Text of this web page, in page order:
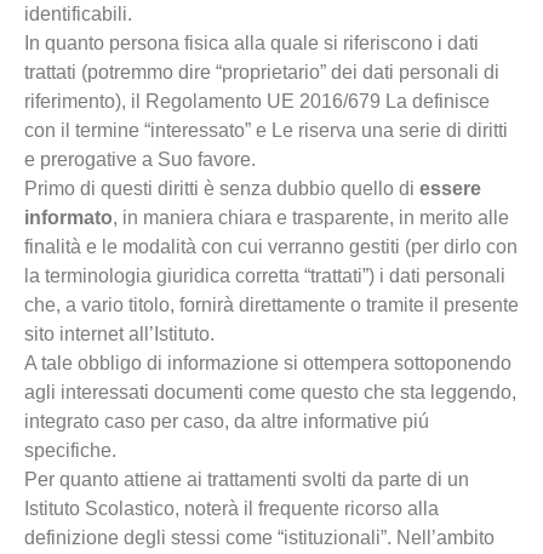
identificabili.
In quanto persona fisica alla quale si riferiscono i dati
trattati (potremmo dire “proprietario” dei dati personali di
riferimento), il Regolamento UE 2016/679 La definisce
con il termine “interessato” e Le riserva una serie di diritti
e prerogative a Suo favore.
Primo di questi diritti è senza dubbio quello di essere
informato, in maniera chiara e trasparente, in merito alle
finalità e le modalità con cui verranno gestiti (per dirlo con
la terminologia giuridica corretta “trattati”) i dati personali
che, a vario titolo, fornirà direttamente o tramite il presente
sito internet all’Istituto.
A tale obbligo di informazione si ottempera sottoponendo
agli interessati documenti come questo che sta leggendo,
integrato caso per caso, da altre informative piú
specifiche.
Per quanto attiene ai trattamenti svolti da parte di un
Istituto Scolastico, noterà il frequente ricorso alla
definizione degli stessi come “istituzionali”. Nell’ambito